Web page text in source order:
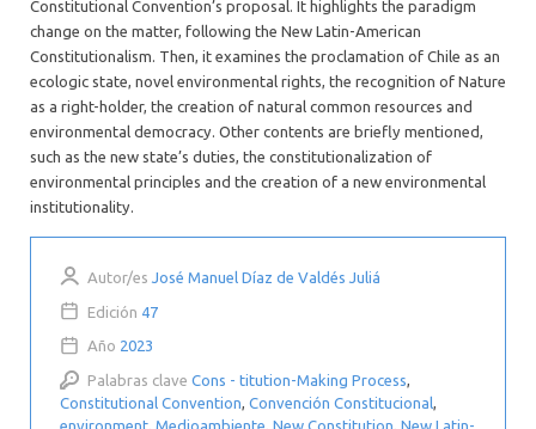
Constitutional Convention’s proposal. It highlights the paradigm
change on the matter, following the New Latin-American
Constitutionalism. Then, it examines the proclamation of Chile as an
ecologic state, novel environmental rights, the recognition of Nature
as a right-holder, the creation of natural common resources and
environmental democracy. Other contents are briefly mentioned,
such as the new state’s duties, the constitutionalization of
environmental principles and the creation of a new environmental
institutionality.
Autor/es José Manuel Díaz de Valdés Juliá
Edición 47
Año 2023
Palabras clave Cons - titution-Making Process,
Constitutional Convention,Convención Constitucional,